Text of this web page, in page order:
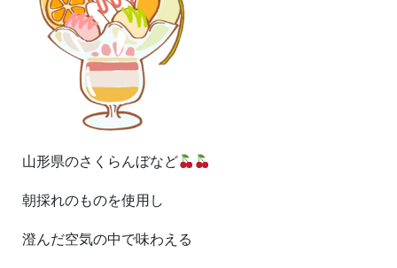
山形県のさくらんぼなど
朝採れのものを使用し
澄んだ空気の中で味わえる